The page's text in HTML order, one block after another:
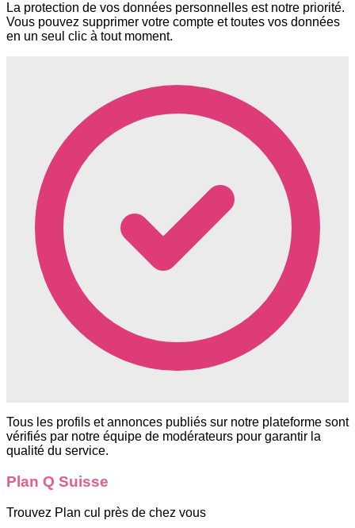
La protection de vos données personnelles est notre priorité.
Vous pouvez supprimer votre compte et toutes vos données
en un seul clic à tout moment.
Tous les profils et annonces publiés sur notre plateforme sont
vérifiés par notre équipe de modérateurs pour garantir la
qualité du service.
Plan Q Suisse
Trouvez Plan cul près de chez vous